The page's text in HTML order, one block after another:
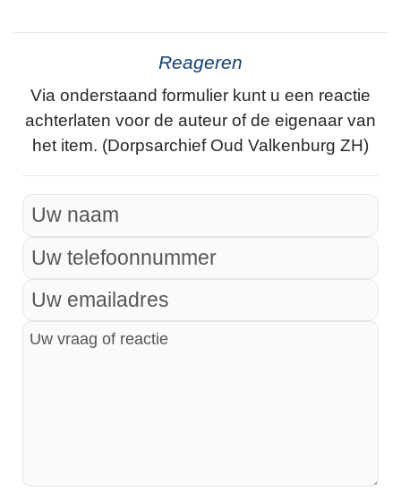
Reageren
Via onderstaand formulier kunt u een reactie
achterlaten voor de auteur of de eigenaar van
het item. (Dorpsarchief Oud Valkenburg ZH)